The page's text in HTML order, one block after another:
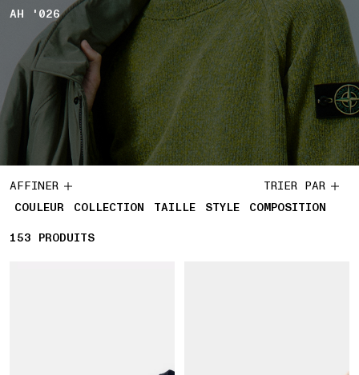
AH '026
AFFINER
COULEUR
COLLECTION TAILLE STYLE COMPOSITION
TRIER PAR
153 153 PRODUITS
PRODUITS